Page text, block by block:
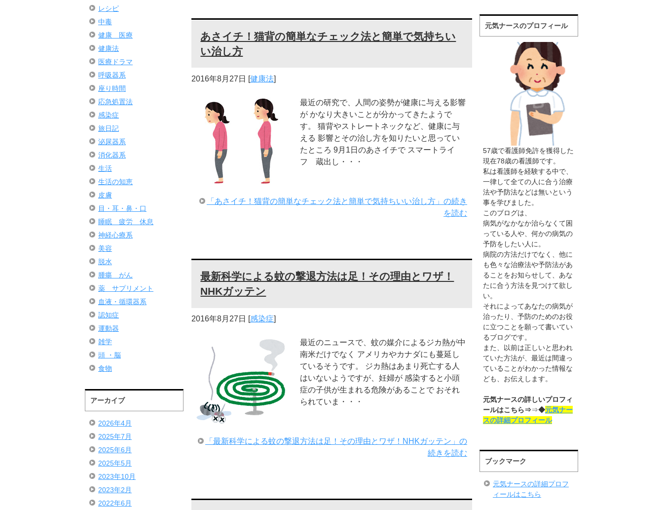
あさイチ！猫背の簡単なチェック法と簡単で気持ちい
い治し方
2016年8月27日 [健康法]
最近の研究で、人間の姿勢が健康に与える影響
が かなり大きいことが分かってきたようで
す。 猫背やストレートネックなど、健康に与
える 影響とその治し方を知りたいと思ってい
たところ 9月1日のあさイチで スマートライ
フ 蔵出し・・・
「あさイチ！猫背の簡単なチェック法と簡単で気持ちいい治し方」の続き
を読む
最新科学による蚊の撃退方法は足！その理由とワザ！
NHKガッテン
2016年8月27日 [感染症]
最近のニュースで、蚊の媒介によるジカ熱が中
南米だけでなく アメリカやカナダにも蔓延し
ているそうです。 ジカ熱はあまり死亡する人
はいないようですが、妊婦が 感染すると小頭
症の子供が生まれる危険があることで おそれ
られていま・・・
「最新科学による蚊の撃退方法は足！その理由とワザ！NHKガッテン」の
続きを読む
レシピ
中毒
健康 医療
健康法
医療ドラマ
呼吸器系
座り時間
応急処置法
感染症
旅日記
泌尿器系
消化器系
生活
生活の知恵
皮膚
目・耳・鼻・口
睡眠 疲労 休息
神経心療系
美容
脱水
腫瘍 がん
薬 サプリメント
血液・循環器系
認知症
運動器
雑学
頭 ・脳
食物
アーカイブ
2026年4月
2025年7月
2025年6月
2025年5月
2023年10月
2023年2月
2022年6月
元気ナースのプロフィール
57歳で看護師免許を獲得した
現在78歳の看護師です。
私は看護師を経験する中で、
一律して全ての人に合う治療
法や予防法などは無いという
事を学びました。
このブログは、
病気がなかなか治らなくて困
っている人や、何かの病気の
予防をしたい人に。
病院の方法だけでなく、他に
も色々な治療法や予防法があ
ることをお知らせして、あな
たに合う方法を見つけて欲し
い。
それによってあなたの病気が
治ったり、予防のためのお役
に立つことを願って書いてい
るブログです。
また、以前は正しいと思われ
ていた方法が、最近は間違っ
ていることがわかった情報な
ども、お伝えします。
元気ナースの詳しいプロフィ
ールはこちら⇒⇒◆元気ナー
スの詳細プロフィール
ブックマーク
元気ナースの詳細プロフ
ィールはこちら